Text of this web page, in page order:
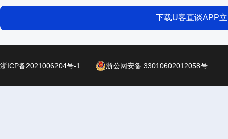
下载U客直谈APP
浙ICP备2021006204号-1 浙公网安备 33010602012058号